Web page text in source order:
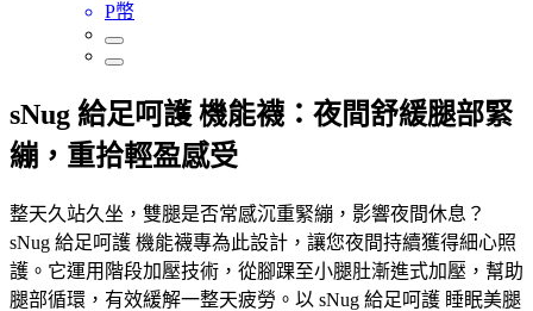
P幣
sNug 給足呵護 機能襪：夜間舒緩腿部緊
繃，重拾輕盈感受
整天久站久坐，雙腿是否常感沉重緊繃，影響夜間休息？
sNug 給足呵護 機能襪專為此設計，讓您夜間持續獲得細心照
護。它運用階段加壓技術，從腳踝至小腿肚漸進式加壓，幫助
腿部循環，有效緩解一整天疲勞。以 sNug 給足呵護 睡眠美腿